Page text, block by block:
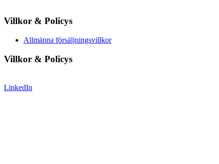
Villkor & Policys
Allmänna försäljningsvillkor
Villkor & Policys
LinkedIn